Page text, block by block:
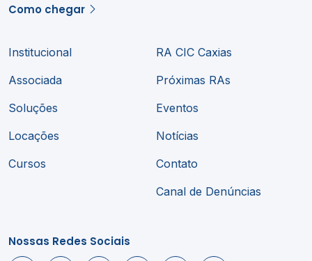
Como chegar
Institucional
Associada
Soluções
Locações
Cursos
RA CIC Caxias
Próximas RAs
Eventos
Notícias
Contato
Canal de Denúncias
Nossas Redes Sociais